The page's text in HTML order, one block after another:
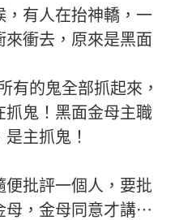
，有人在抬神轎，一
衝去，原來是黑面
有的鬼全部抓起來，
抓鬼！黑面金母主職
是主抓鬼！
便批評一個人，要批
母，金母同意才講⋯